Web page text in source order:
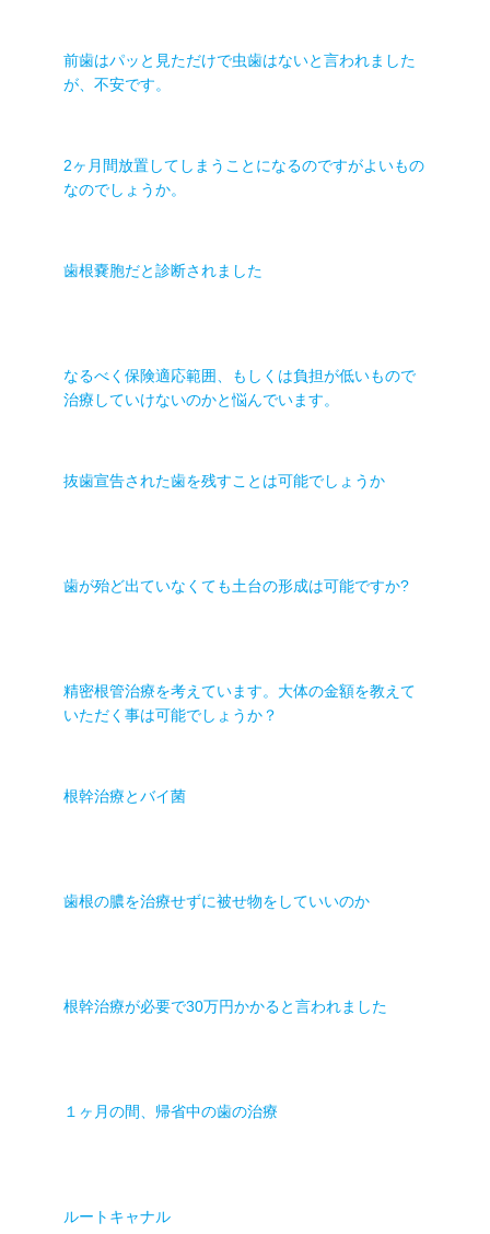
前歯はパッと見ただけで虫歯はないと言われました
が、不安です。
2ヶ月間放置してしまうことになるのですがよいもの
なのでしょうか。
歯根嚢胞だと診断されました
なるべく保険適応範囲、もしくは負担が低いもので
治療していけないのかと悩んでいます。
抜歯宣告された歯を残すことは可能でしょうか
歯が殆ど出ていなくても土台の形成は可能ですか?
精密根管治療を考えています。大体の金額を教えて
いただく事は可能でしょうか？
根幹治療とバイ菌
歯根の膿を治療せずに被せ物をしていいのか
根幹治療が必要で30万円かかると言われました
１ヶ月の間、帰省中の歯の治療
ルートキャナル